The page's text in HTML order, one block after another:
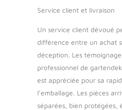
Service client et livraison
Un service client dévoué
différence entre un achat
déception. Les
professionnel de
est appréciée pour sa
l’emballage. Les pièces
séparées, bien